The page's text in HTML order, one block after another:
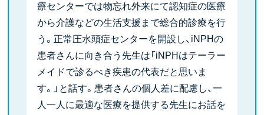
療センターでは物忘れ外来にて認知症の医療
から介護などの生活支援まで総合的診療を行
う。正常圧水頭症センターを開設し、iNPHの
患者さんに向き合う先生は「iNPHはテーラー
メイドで診るべき疾患の代表だと思いま
す。」と話す。患者さんの個人差に配慮し、一
人一人に最適な医療を提供する先生にお話を